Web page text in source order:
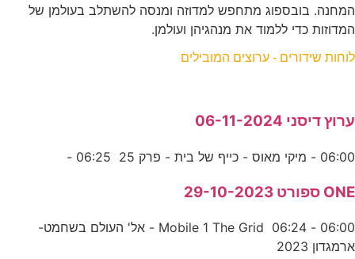
המחנה. בובספוג מתחפש למדוזה ומנסה להשתלב בעולמן של
המדוזות כדי ללמוד את מנהגיהן ועולמן.
לוחות שידורים - ערוצים המובילים
ערוץ דיסני 06-11-2024
06:00 - מיקי מאוס - כייף של בית - פרק 25 06:25 -
ONE ספורט 29-10-2023
06:00 - Mobile 1 The Grid 06:24 - אל' העולם בשחמט-
ארמגדון 2023